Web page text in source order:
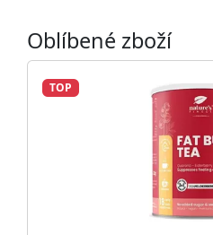
Oblíbené zboží
TOP